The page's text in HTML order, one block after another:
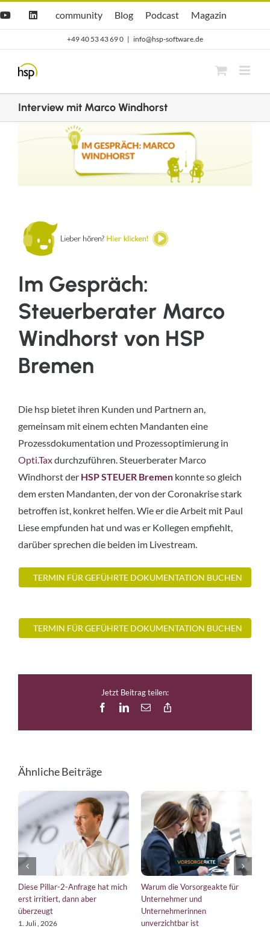
YouTubeLinkedIn
Hsp
community
community
hsp
Blog
Blog Opti.Cast
Podcast Opti.Mag
Magazin
+49 40 53 43 69 0 | info@hsp-software.de
Interview mit Marco Windhorst
grösseres
Im Gespräch:
Steuerberater Marco
Windhorst von HSP
Bremen
Die hsp bietet ihren Kunden und Partnern an,
gemeinsam mit einem echten Mandanten eine
Prozessdokumentation und Prozessoptimierung in
Opti.Taxdurchzuführen. Steuerberater Marco
Windhorst der HSP STEUER Bremenkonnte so gleich
dem ersten Mandanten, der von der Coronakrise stark
betroffen ist, konkret helfen. Wie er die Arbeit mit Paul
Liese empfunden hat und was er Kollegen empfiehlt,
darüber sprechen die beiden im Livestream.
TERMIN FÜR GEFÜHRTE DOKUMENTATION BUCHEN
TERMIN FÜR GEFÜHRTE DOKUMENTATION BUCHEN
Jetzt Beitrag teilen:
FacebookLinkedIn
E-
Ähnliche Beiträge
Diese Pillar-2-Anfrage hat mich
erst irritiert, dann aber
überzeugt
1. Juli , 2026
Warum die Vorsorgeakte für
Unternehmer und
Unternehmerinnen
unverzichtbar ist